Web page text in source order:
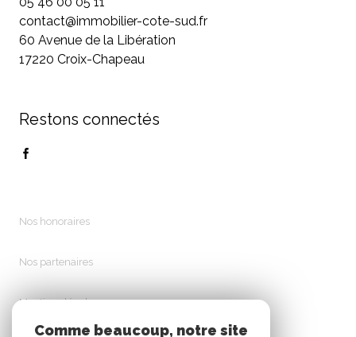
contact@immobilier-cote-sud.fr
60 Avenue de la Libération
17220 Croix-Chapeau
Restons connectés
Nos honoraires
Nos partenaires
Mentions légales
Comme beaucoup, notre site